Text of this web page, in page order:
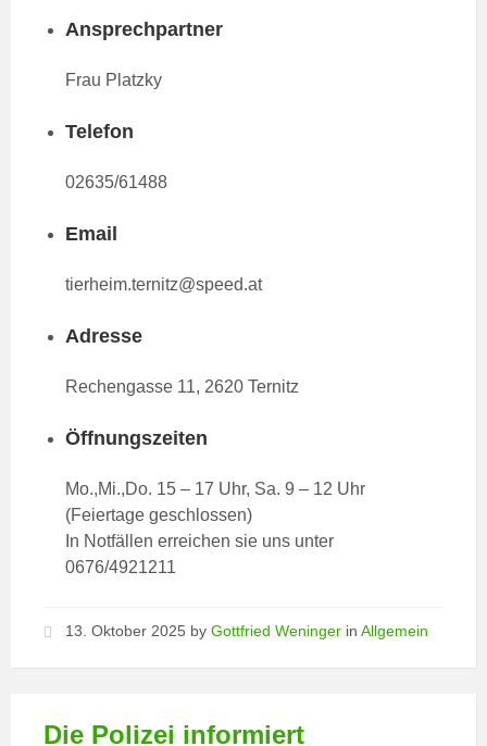
Ansprechpartner
Frau Platzky
Telefon
02635/61488
Email
tierheim.ternitz@speed.at
Adresse
Rechengasse 11, 2620 Ternitz
Öffnungszeiten
Mo.,Mi.,Do. 15 – 17 Uhr, Sa. 9 – 12 Uhr
(Feiertage geschlossen)
In Notfällen erreichen sie uns unter
0676/4921211
13. Oktober 2025 by Gottfried Weninger in Allgemein
Die Polizei informiert